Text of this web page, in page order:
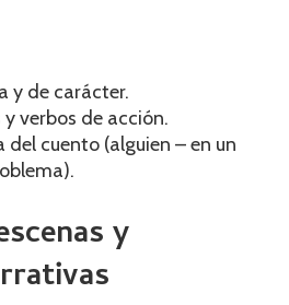
y de carácter.
verbos de acción.
del cuento (alguien – en un
y